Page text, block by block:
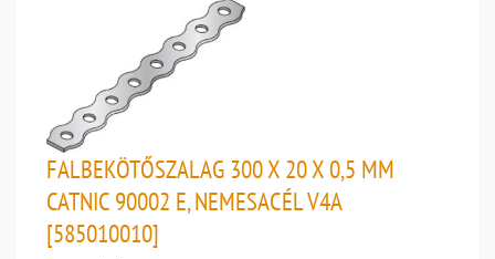
FALBEKÖTŐSZALAG 300 X 20 X 0,5 MM
CATNIC 90002 E, NEMESACÉL V4A
[585010010]